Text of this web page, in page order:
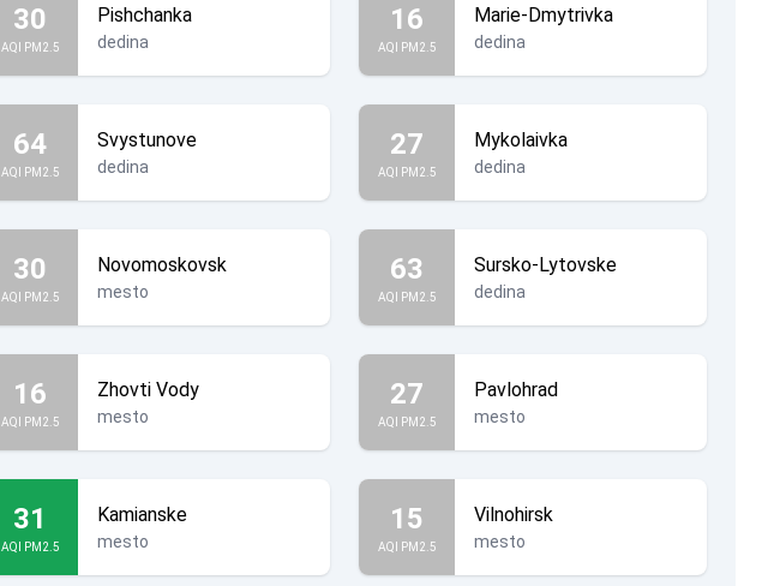
30
AQI PM2.5
Pishchanka
dedina
16
AQI PM2.5
Marie-Dmytrivka
dedina
64
AQI PM2.5
Svystunove
dedina
27
AQI PM2.5
Mykolaivka
dedina
30
AQI PM2.5
Novomoskovsk
mesto
63
AQI PM2.5
Sursko-Lytovske
dedina
16
AQI PM2.5
Zhovti Vody
mesto
27
AQI PM2.5
Pavlohrad
mesto
31
AQI PM2.5
Kamianske
mesto
15
AQI PM2.5
Vilnohirsk
mesto